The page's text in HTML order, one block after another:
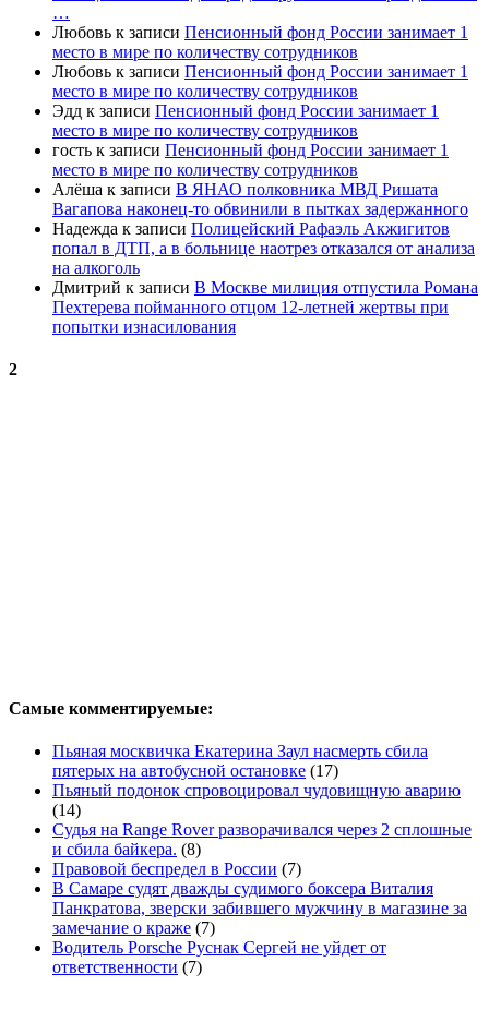
…
Любовь к записи Пенсионный фонд России занимает 1
место в мире по количеству сотрудников
Любовь к записи Пенсионный фонд России занимает 1
место в мире по количеству сотрудников
Эдд к записи Пенсионный фонд России занимает 1
место в мире по количеству сотрудников
гость к записи Пенсионный фонд России занимает 1
место в мире по количеству сотрудников
Алёша к записи В ЯНАО полковника МВД Ришата
Вагапова наконец-то обвинили в пытках задержанного
Надежда к записи Полицейский Рафаэль Акжигитов
попал в ДТП, а в больнице наотрез отказался от анализа
на алкоголь
Дмитрий к записи В Москве милиция отпустила Романа
Пехтерева пойманного отцом 12-летней жертвы при
попытки изнасилования
2
Самые комментируемые:
Пьяная москвичка Екатерина Заул насмерть сбила
пятерых на автобусной остановке (17)
Пьяный подонок спровоцировал чудовищную аварию
(14)
Судья на Range Rover разворачивался через 2 сплошные
и сбила байкера. (8)
Правовой беспредел в России (7)
В Самаре судят дважды судимого боксера Виталия
Панкратова, зверски забившего мужчину в магазине за
замечание о краже (7)
Водитель Porsche Руснак Сергей не уйдет от
ответственности (7)